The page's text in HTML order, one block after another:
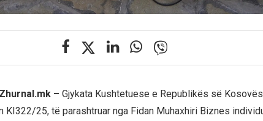
– Gjykata Kushtetuese e Republikës së
KI322/25, të parashtruar nga Fidan Muhaxhiri Biznes